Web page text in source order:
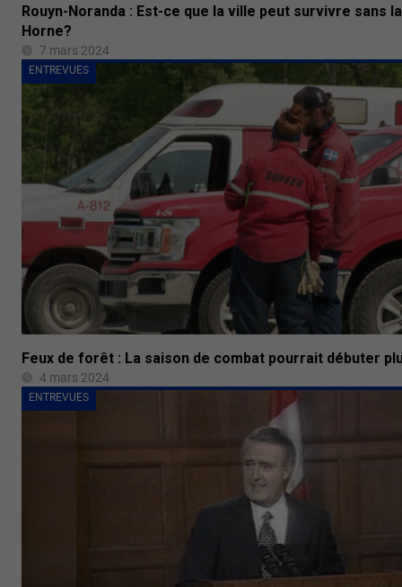
Rouyn-Noranda : Est-ce que la ville peut survivre sans
Horne?
7 mars 2024
ENTREVUES
Feux de forêt : La saison de combat pourrait débuter
4 mars 2024
ENTREVUES